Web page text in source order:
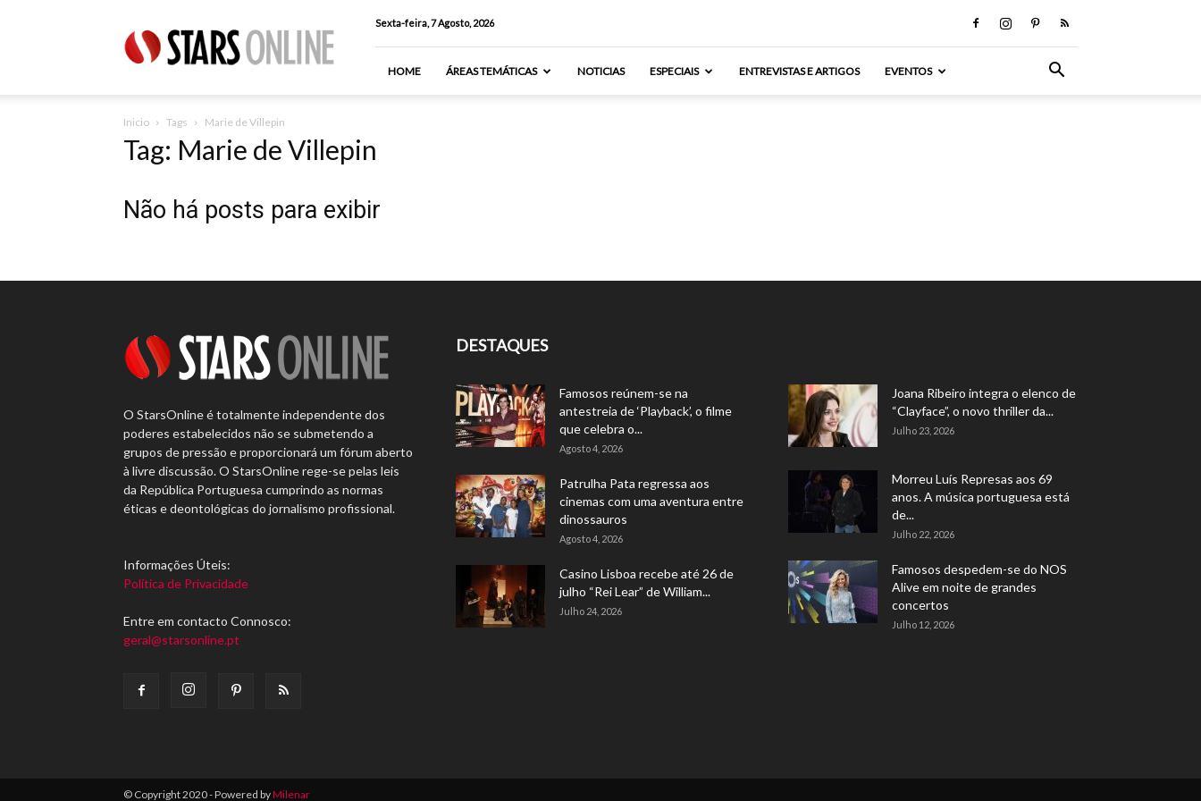
Online
Sexta-feira, 7 Agosto, 2026
HOME ÁREAS TEMÁTICAS NOTICIAS ESPECIAIS ENTREVISTAS E ARTIGOS EVENTOS
Inicio Tags Marie de Villepin
Tag: Marie de Villepin
Não há posts para exibir
O StarsOnline é totalmente independente dos
poderes estabelecidos não se submetendo a
grupos de pressão e proporcionará um fórum aberto
à livre discussão. O StarsOnline rege-se pelas leis
da República Portuguesa cumprindo as normas
éticas e deontológicas do jornalismo profissional.
Informações Úteis:
Política de Privacidade
Entre em contacto Connosco:
geral@starsonline.pt
DESTAQUES
Famosos reúnem-se na
antestreia de ‘Playback’, o filme
que celebra o...
Agosto 4, 2026
Patrulha Pata regressa aos
cinemas com uma aventura entre
dinossauros
Agosto 4, 2026
Casino Lisboa recebe até 26 de
julho “Rei Lear” de William...
Julho 24, 2026
Joana Ribeiro integra o elenco de
“Clayface”, o novo thriller da...
Julho 23, 2026
Morreu Luís Represas aos 69
anos. A música portuguesa está
de...
Julho 22, 2026
Famosos despedem-se do NOS
Alive em noite de grandes
concertos
Julho 12, 2026
© Copyright 2020 - Powered byMilenar